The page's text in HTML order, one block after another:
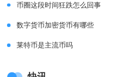
币圈这段时间狂跌怎么回事
数字货币加密货币有哪些
莱特币是主流币吗